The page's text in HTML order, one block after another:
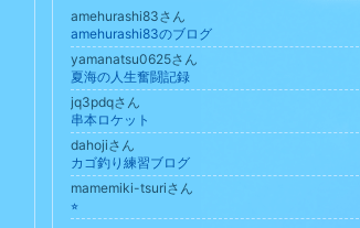
amehurashi83さん
amehurashi83のブログ
yamanatsu0625さん
夏海の人生奮闘記録
jq3pdqさん
串本ロケット
dahojiさん
カゴ釣り練習ブログ
mamemiki-tsuriさん
⭐︎